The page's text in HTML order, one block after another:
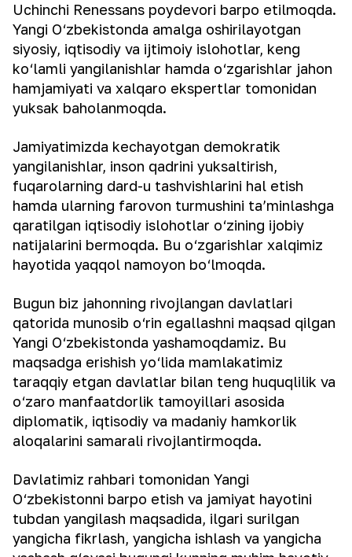
Uchinchi Renessans poydevori barpo etilmoqda.
Yangi O‘zbekistonda amalga oshirilayotgan
siyosiy, iqtisodiy va ijtimoiy islohotlar, keng
ko‘lamli yangilanishlar hamda o‘zgarishlar jahon
hamjamiyati va xalqaro ekspertlar tomonidan
yuksak baholanmoqda.
Jamiyatimizda kechayotgan demokratik
yangilanishlar, inson qadrini yuksaltirish,
fuqarolarning dard-u tashvishlarini hal etish
hamda ularning farovon turmushini ta’minlashga
qaratilgan iqtisodiy islohotlar o‘zining ijobiy
natijalarini bermoqda. Bu o‘zgarishlar xalqimiz
hayotida yaqqol namoyon bo‘lmoqda.
Bugun biz jahonning rivojlangan davlatlari
qatorida munosib o‘rin egallashni maqsad qilgan
Yangi O‘zbekistonda yashamoqdamiz. Bu
maqsadga erishish yo‘lida mamlakatimiz
taraqqiy etgan davlatlar bilan teng huquqlilik va
o‘zaro manfaatdorlik tamoyillari asosida
diplomatik, iqtisodiy va madaniy hamkorlik
aloqalarini samarali rivojlantirmoqda.
Davlatimiz rahbari tomonidan Yangi
O‘zbekistonni barpo etish va jamiyat hayotini
tubdan yangilash maqsadida, ilgari surilgan
yangicha fikrlash, yangicha ishlash va yangicha